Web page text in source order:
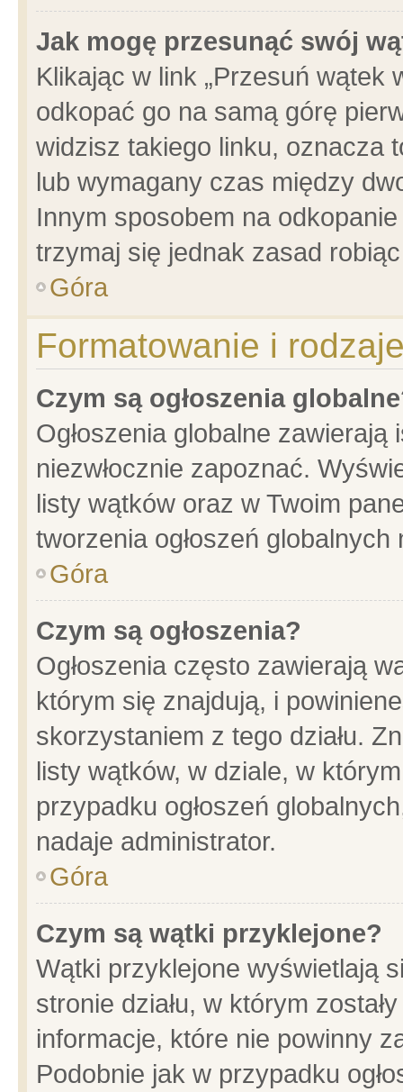
Jak mogę przesunąć swój
Klikając w link „Przesuń wątek
odkopać go na samą górę
widzisz takiego linku, oznacza
lub wymagany czas między
Innym sposobem na
trzymaj się jednak zasad
Góra
Formatowanie i
Czym są ogłoszenia
Ogłoszenia globalne
niezwłocznie zapoznać.
listy wątków oraz w Twoim
tworzenia ogłoszeń
Góra
Czym są ogłoszenia?
Ogłoszenia często zawierają
którym się znajdują, i
skorzystaniem z tego działu.
listy wątków, w dziale, w
przypadku ogłoszeń
nadaje administrator.
Góra
Czym są wątki przyklejone?
Wątki przyklejone wyświetlają
stronie działu, w którym
informacje, które nie powinny
Podobnie jak w przypadku